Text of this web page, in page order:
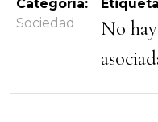
Categoría:
Sociedad
No